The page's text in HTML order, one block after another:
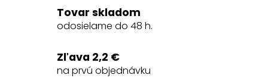
a
c
p
Tovar skladom
odosielame do 48 h.
Zľava 2,2 €
na prvú objednávku